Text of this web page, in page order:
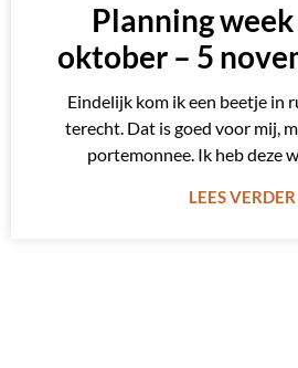
Planning
oktober – 5
Eindelijk kom ik een beetje in
terecht. Dat is goed voor mij,
portemonnee. Ik heb deze
LEES VERDER